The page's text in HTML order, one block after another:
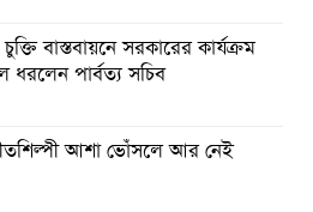
দিবস-২০২৬’ উদযাপিত
চুক্তি বাস্তবায়নে সরকারের কার্যক্রম
ধরলেন পার্বত্য সচিব
আশা ভোঁসলে আর নেই